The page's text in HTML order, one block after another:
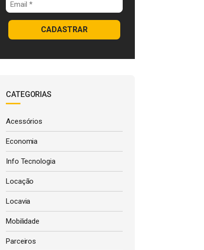
CADASTRAR
CATEGORIAS
Acessórios
Economia
Info Tecnologia
Locação
Locavia
Mobilidade
Parceiros